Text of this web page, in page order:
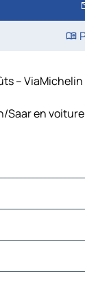
– ViaMichelin
en